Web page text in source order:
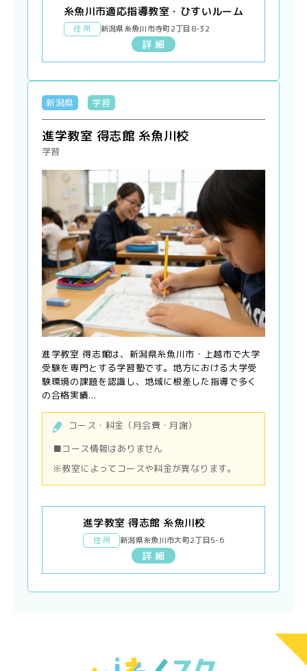
糸魚川市適応指導教室・ひすいルーム
住 所 新潟県糸魚川市寺町2丁目8-32
詳 細
新潟県 学習
進学教室 得志館 糸魚川校
学習
進学教室 得志館は、新潟県糸魚川市・上越市で大学
受験を専門とする学習塾です。地方における大学受
験環境の課題を認識し、地域に根差した指導で多く
の合格実績...
コース・料金（月会費・月謝）
■コース情報はありません
※教室によってコースや料金が異なります。
進学教室 得志館 糸魚川校
住 所 新潟県糸魚川市大町2丁目5-6
詳 細